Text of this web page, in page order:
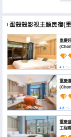
蛋殼殼影視主題民宿(
重慶
4.1 / 5
重慶
4.8 / 5
重慶
工程